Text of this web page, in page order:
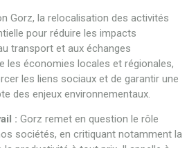
Gorz, la relocalisation des activités
pour réduire les impacts
transport et aux échanges
les économies locales et régionales,
les liens sociaux et de garantir une
des enjeux environnementaux.
: Gorz remet en question le rôle
sociétés, en critiquant notamment la